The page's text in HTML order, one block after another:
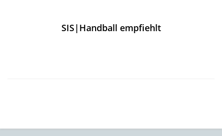
SIS|Handball empfiehlt